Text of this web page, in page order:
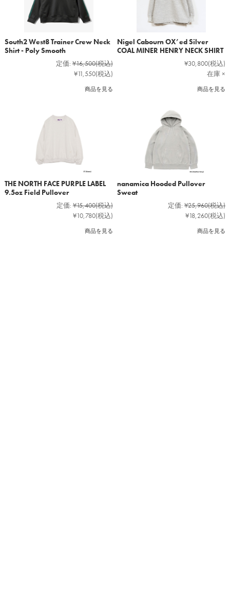
South2 West8 Trainer Crew Neck
Shirt - Poly Smooth
定価: ¥16,500(税込)
¥11,550(税込)
商品を見る
Nigel Cabourn OX’ed Silver
COAL MINER HENRY NECK SHIRT
¥30,800(税込)
在庫 ×
商品を見る
THE NORTH FACE PURPLE LABEL
9.5oz Field Pullover
定価: ¥15,400(税込)
¥10,780(税込)
商品を見る
nanamica Hooded Pullover
Sweat
定価: ¥25,960(税込)
¥18,260(税込)
商品を見る